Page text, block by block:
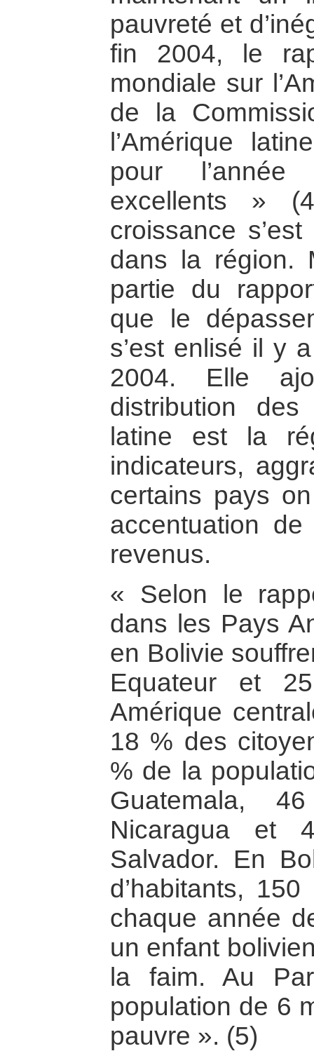
pauvreté et
fin 2004, le
mondiale sur
de la
l’Amérique
pour l’année
excellents »
croissance
dans la région.
partie du
que le
s’est enlisé il y
2004. Elle
distribution des
latine est la
indicateurs,
certains pays
accentuation
revenus.
« Selon le
dans les Pays
en Bolivie
Equateur et
Amérique
18 % des
% de la
Guatemala,
Nicaragua
Salvador. En
d’habitants,
chaque année
un enfant
la faim. Au
population de 6
pauvre ». (5)